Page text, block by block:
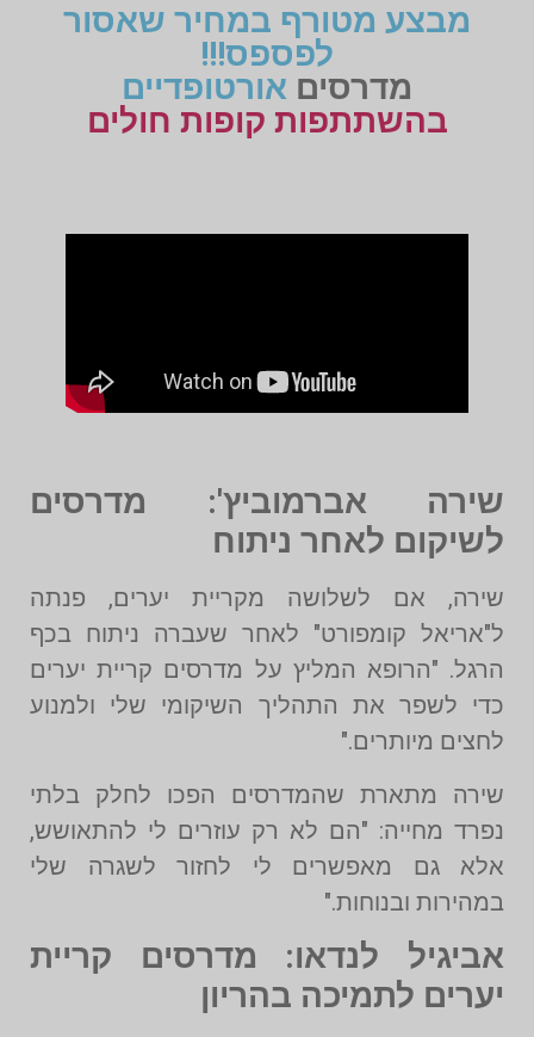
מבצע מטורף במחיר שאסור
לפספס!!!
מדרסים אורטופדיים
בהשתתפות קופות חולים
שירה אברמוביץ': מדרסים
לשיקום לאחר ניתוח
שירה, אם לשלושה מקריית יערים, פנתה
ל"אריאל קומפורט" לאחר שעברה ניתוח בכף
הרגל. "הרופא המליץ על מדרסים קריית יערים
כדי לשפר את התהליך השיקומי שלי ולמנוע
לחצים מיותרים."
שירה מתארת שהמדרסים הפכו לחלק בלתי
נפרד מחייה: "הם לא רק עוזרים לי להתאושש,
אלא גם מאפשרים לי לחזור לשגרה שלי
במהירות ובנוחות."
אביגיל לנדאו: מדרסים קריית
יערים לתמיכה בהריון